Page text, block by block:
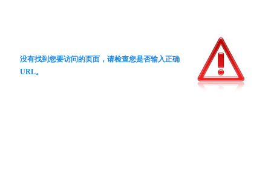
没有找到您要访问的页面，请检查您是否输入正确
URL。